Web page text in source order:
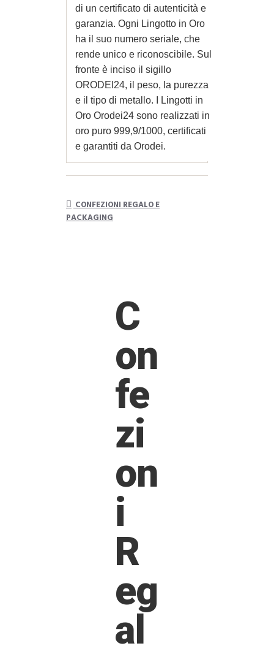
di un certificato di autenticità e
garanzia. Ogni Lingotto in Oro
ha il suo numero seriale, che
rende unico e riconoscibile. Sul
fronte è inciso il sigillo
ORODEI24, il peso, la purezza
e il tipo di metallo. I Lingotti in
Oro Orodei24 sono realizzati in
oro puro 999,9/1000, certificati
e garantiti da Orodei.
CONFEZIONI REGALO E
PACKAGING
C
on
fe
zi
on
i
R
eg
al